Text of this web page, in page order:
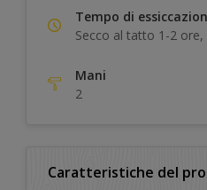
Tempo di
Secco al tatto 1-2
Mani
2
Caratteristiche del